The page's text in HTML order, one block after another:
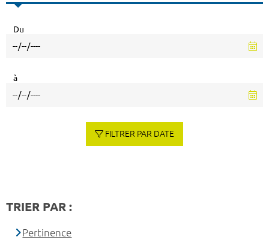
Du
à
FILTRER PAR DATE
TRIER PAR :
Pertinence